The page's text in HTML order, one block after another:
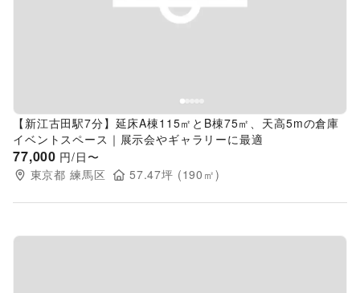
Previous slide
【新江古田駅7分】延床A棟115㎡とB棟75㎡、天高5mの倉庫
イベントスペース｜展示会やギャラリーに最適
77,000 円/日〜
東京都 練馬区 57.47坪 (190 ㎡)